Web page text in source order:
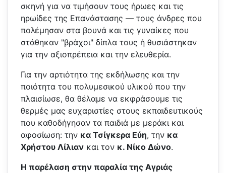
σκηνή για να τιμήσουν τους ήρωες και τις
ηρωίδες της Επανάστασης — τους άνδρες που
πολέμησαν στα βουνά και τις γυναίκες που
στάθηκαν "βράχοι" δίπλα τους ή θυσιάστηκαν
για την αξιοπρέπεια και την ελευθερία.
Για την αρτιότητα της εκδήλωσης και την
ποιότητα του πολυμεσικού υλικού που την
πλαισίωσε, θα θέλαμε να εκφράσουμε τις
θερμές μας ευχαριστίες στους εκπαιδευτικούς
που καθοδήγησαν τα παιδιά με μεράκι και
αφοσίωση: την κα Τσίγκερα Εύη, την κα
Χρήστου Λίλιαν και τον κ. Νίκο Δώνο.
Η παρέλαση στην παραλία της Αγριάς